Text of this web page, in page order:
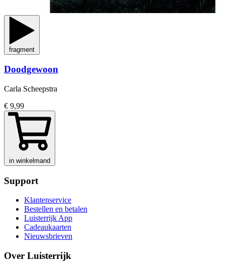
fragment
Doodgewoon
Carla Scheepstra
€ 9,99
in winkelmand
Support
Klantenservice
Bestellen en betalen
Luisterrijk App
Cadeaukaarten
Nieuwsbrieven
Over Luisterrijk